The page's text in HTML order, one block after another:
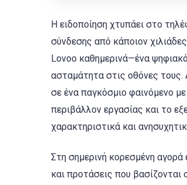
Η ειδοποίηση χτυπάει στο
σύνδεσης από κάποιον
Lovoo καθημερινά—ένα
ασταμάτητα στις οθόνες τους.
σε ένα παγκόσμιο φαινόμενο
περιβάλλον εργασίας και το
χαρακτηριστικά και
Στη σημερινή κορεσμένη αγορά
και προτάσεις που